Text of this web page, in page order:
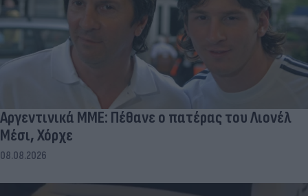
Αργεντινικά ΜΜΕ: Πέθανε ο πατέρας του Λιονέλ
Μέσι, Χόρχε
08.08.2026